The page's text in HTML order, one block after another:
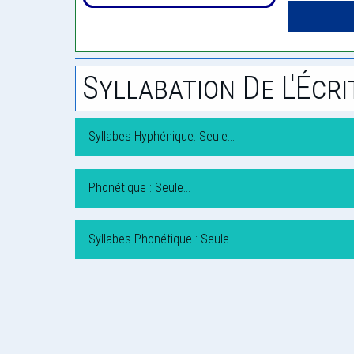
Syllabation De
Syllabes Hyphénique: Seule…
Phonétique : Seule…
Syllabes Phonétique : Seule…